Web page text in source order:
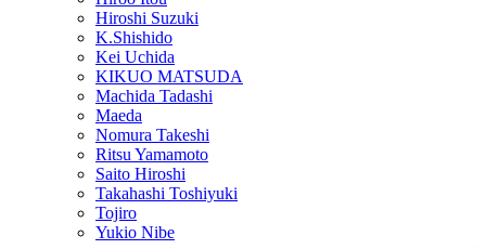
Hiroshi Suzuki
K.Shishido
Kei Uchida
KIKUO MATSUDA
Machida Tadashi
Maeda
Nomura Takeshi
Ritsu Yamamoto
Saito Hiroshi
Takahashi Toshiyuki
Tojiro
Yukio Nibe